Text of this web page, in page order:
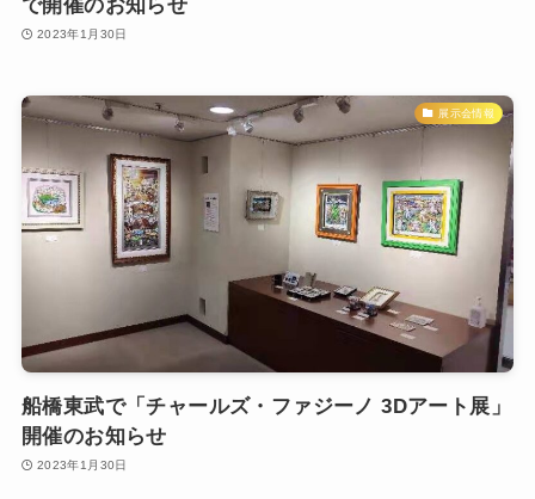
で開催のお知らせ
2023年1月30日
展示会情報
船橋東武で「チャールズ・ファジーノ 3Dアート展」
開催のお知らせ
2023年1月30日